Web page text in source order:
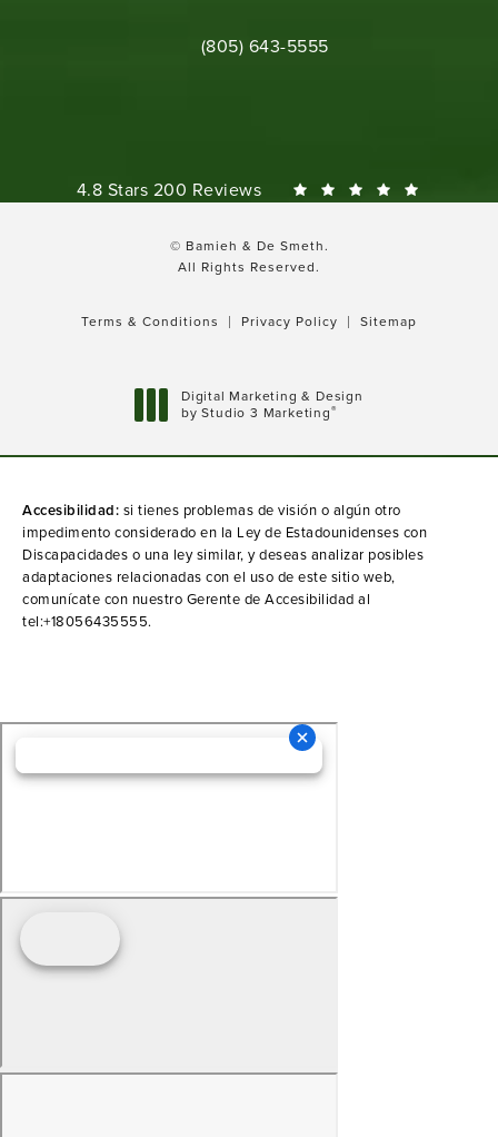
Call Bamieh & De Smeth on the phone
(805) 643-5555
Bamieh & De Smeth reviews:
4.8 Stars 200 Reviews
© Bamieh & De Smeth.
All Rights Reserved.
Terms & Conditions Privacy Policy Sitemap
Digital Marketing & Design
by Studio 3 Marketing®
Accesibilidad: si tienes problemas de visión o algún otro
impedimento considerado en la Ley de Estadounidenses con
Discapacidades o una ley similar, y deseas analizar posibles
adaptaciones relacionadas con el uso de este sitio web,
comunícate con nuestro Gerente de Accesibilidad al
tel:+18056435555.